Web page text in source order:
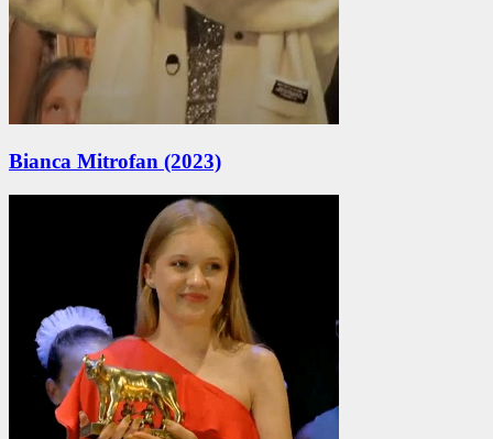
Bianca Mitrofan (2023)